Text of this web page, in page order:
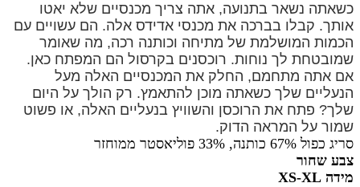
כשאתה נשאר בתנועה, אתה צריך מכנסיים שלא יאטו
אותך. קבלו בברכה את מכנסי אדידס אלה. הם עשויים עם
הכמות המושלמת של מתיחה וכותנה רכה, מה שאומר
שמובטחת לך נוחות. רוכסנים בקרסול הם המפתח כאן.
אם אתה מתחמם, החלק את המכנסיים האלה מעל
הנעליים שלך כשאתה מוכן להתאמץ. רק הולך על היום
שלך? פתח את הרוכסן והשוויץ בנעליים האלה, או פשוט
שמור על המראה הדוק.
סריג כפול 67% כותנה, 33% פוליאסטר ממוחזר
צבע שחור
מידה XS-XL